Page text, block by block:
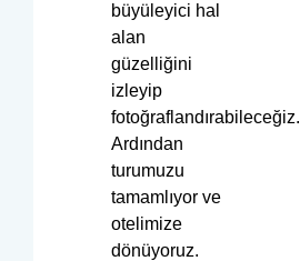
büyüleyici hal
alan
güzelliğini
izleyip
fotoğraflandırabileceğiz.
Ardından
turumuzu
tamamlıyor ve
otelimize
dönüyoruz.